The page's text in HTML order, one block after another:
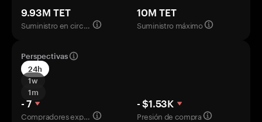
9.93M TET
Suministro en circulación
10M TET
Suministro máximo
Perspectivas
24h
1w
1m
- 7
Compradores experimentados
- $1.53K
Presión de compra